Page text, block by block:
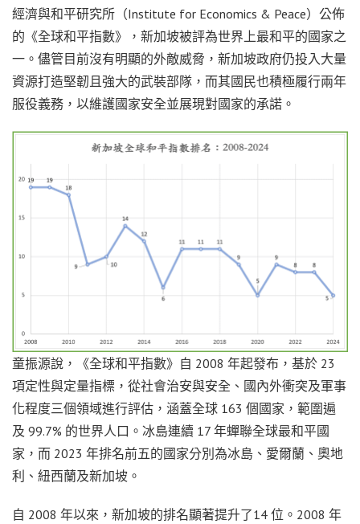
經濟與和平研究所（Institute for Economics & Peace）公佈
的《全球和平指數》，新加坡被評為世界上最和平的國家之
一。儘管目前沒有明顯的外敵威脅，新加坡政府仍投入大量
資源打造堅韌且強大的武裝部隊，而其國民也積極履行兩年
服役義務，以維護國家安全並展現對國家的承諾。
童振源說，《全球和平指數》自 2008 年起發布，基於 23
項定性與定量指標，從社會治安與安全、國內外衝突及軍事
化程度三個領域進行評估，涵蓋全球 163 個國家，範圍遍
及 99.7% 的世界人口。冰島連續 17 年蟬聯全球最和平國
家，而 2023 年排名前五的國家分別為冰島、愛爾蘭、奧地
利、紐西蘭及新加坡。
自 2008 年以來，新加坡的排名顯著提升了14 位。2008 年